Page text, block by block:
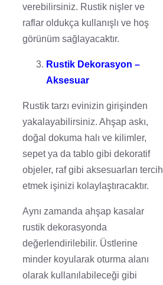
verebilirsiniz. Rustik nişler ve
raflar oldukça kullanışlı ve hoş
görünüm sağlayacaktır.
Rustik Dekorasyon –
Aksesuar
Rustik tarzı evinizin girişinden
yakalayabilirsiniz. Ahşap askı,
doğal dokuma halı ve kilimler,
sepet ya da tablo gibi dekoratif
objeler, raf gibi aksesuarları tercih
etmek işinizi kolaylaştıracaktır.
Aynı zamanda ahşap kasalar
rustik dekorasyonda
değerlendirilebilir. Üstlerine
minder koyularak oturma alanı
olarak kullanılabileceği gibi